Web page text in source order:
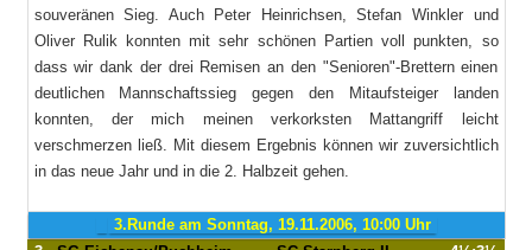
souveränen Sieg. Auch Peter Heinrichsen, Stefan Winkler und
Oliver Rulik konnten mit sehr schönen Partien voll punkten, so
dass wir dank der drei Remisen an den "Senioren"-Brettern einen
deutlichen Mannschaftssieg gegen den Mitaufsteiger landen
konnten, der mich meinen verkorksten Mattangriff leicht
verschmerzen ließ. Mit diesem Ergebnis können wir zuversichtlich
in das neue Jahr und in die 2. Halbzeit gehen.
3.Runde am Sonntag, 19.11.2006, 10:00 Uhr